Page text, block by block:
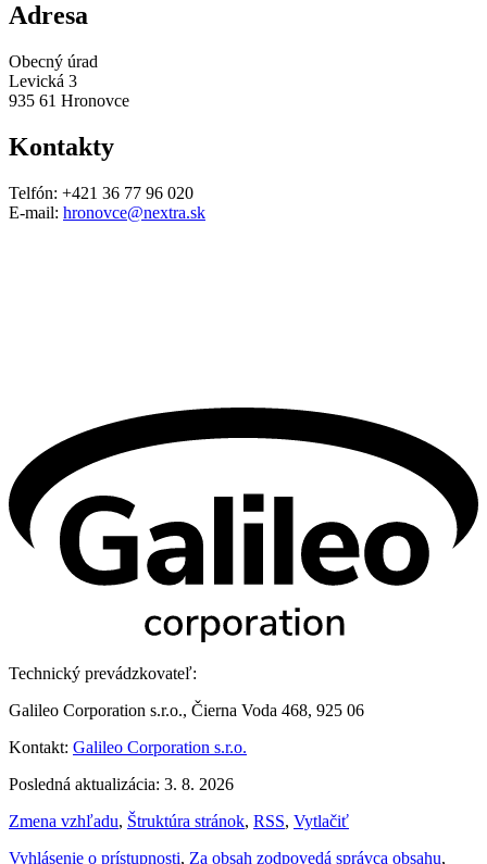
Adresa
Obecný úrad
Levická 3
935 61 Hronovce
Kontakty
Telfón: +421 36 77 96 020
E-mail: hronovce@nextra.sk
Technický prevádzkovateľ:
Galileo Corporation s.r.o., Čierna Voda 468, 925 06
Kontakt: Galileo Corporation s.r.o.
Posledná aktualizácia: 3. 8. 2026
Zmena vzhľadu, Štruktúra stránok, RSS, Vytlačiť
Vyhlásenie o prístupnosti, Za obsah zodpovedá správca obsahu,